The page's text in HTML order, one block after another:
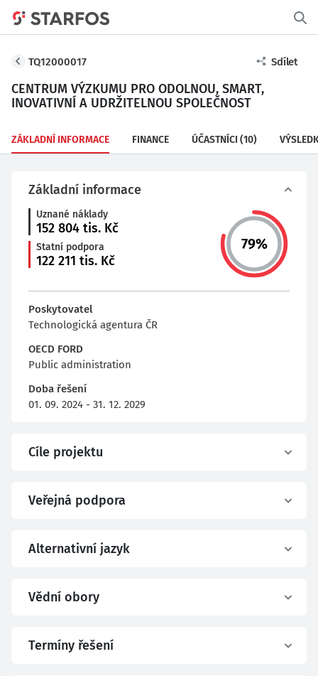
TQ12000017 Sdílet
CENTRUM VÝZKUMU PRO ODOLNOU, SMART,
INOVATIVNÍ A UDRŽITELNOU SPOLEČNOST
ZÁKLADNÍ INFORMACE FINANCE ÚČASTNÍCI (10)
Základní informace
Uznané náklady
152 804 tis. Kč
Statní podpora
122 211 tis. Kč
79%
Poskytovatel
Technologická agentura ČR
OECD FORD
Public administration
Doba řešení
01. 09. 2024 - 31. 12. 2029
Cíle projektu
Veřejná podpora
Alternativní jazyk
Vědní obory
Termíny řešení